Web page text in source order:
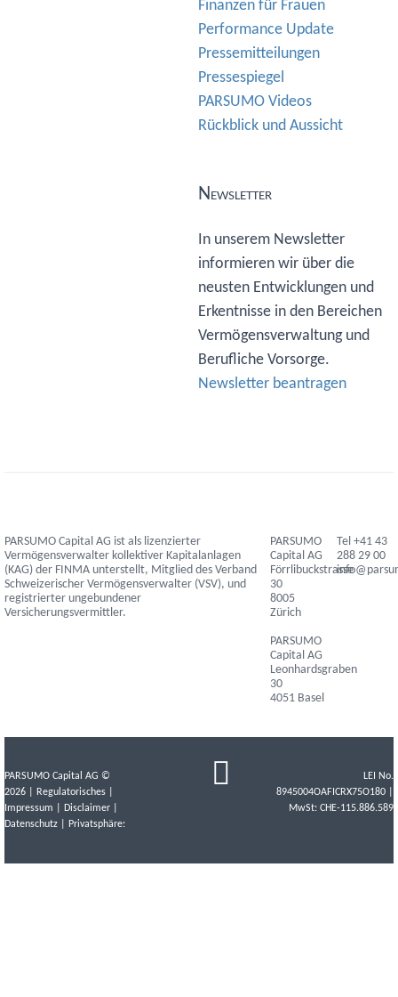
Finanzen für Frauen
Performance Update
Pressemitteilungen
Pressespiegel
PARSUMO Videos
Rückblick und Aussicht
Newsletter
In unserem Newsletter
informieren wir über die
neusten Entwicklungen und
Erkentnisse in den Bereichen
Vermögensverwaltung und
Berufliche Vorsorge.
Newsletter beantragen
PARSUMO Capital AG ist als lizenzierter
Vermögensverwalter kollektiver Kapitalanlagen
(KAG) der FINMA unterstellt, Mitglied des Verband
Schweizerischer Vermögensverwalter (VSV), und
registrierter ungebundener
Versicherungsvermittler.
PARSUMO
Capital AG
Förrlibuckstrasse
30
8005
Zürich
PARSUMO
Capital AG
Leonhardsgraben
30
4051 Basel
Tel +41 43
288 29 00
PARSUMO Capital AG ©
2026 |
Regulatorisches
Impressum
Disclaimer
Datenschutz | Privatsphäre:
LEI No.
8945004OAFICRX75O180 |
MwSt: CHE-115.886.589